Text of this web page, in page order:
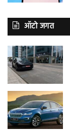
ऑटो जगत